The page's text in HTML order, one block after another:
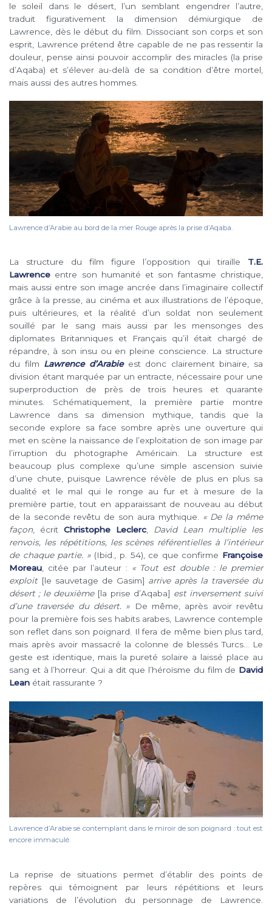
le soleil dans le désert, l’un semblant engendrer l’autre,
traduit figurativement la dimension démiurgique de
Lawrence, dès le début du film. Dissociant son corps et son
esprit, Lawrence prétend être capable de ne pas ressentir la
douleur, pense ainsi pouvoir accomplir des miracles (la prise
d’Aqaba) et s’élever au-delà de sa condition d’être mortel,
mais aussi des autres hommes.
Lawrence d’Arabie au bord de la mer Rouge après la prise d’Aqaba.
La structure du film figure l’opposition qui tiraille T.E.
Lawrence entre son humanité et son fantasme christique,
mais aussi entre son image ancrée dans l’imaginaire collectif
grâce à la presse, au cinéma et aux illustrations de l’époque,
puis ultérieures, et la réalité d’un soldat non seulement
souillé par le sang mais aussi par les mensonges des
diplomates Britanniques et Français qu’il était chargé de
répandre, à son insu ou en pleine conscience. La structure
du film Lawrence d’Arabieest donc clairement binaire, sa
division étant marquée par un entracte, nécessaire pour une
superproduction de près de trois heures et quarante
minutes. Schématiquement, la première partie montre
Lawrence dans sa dimension mythique, tandis que la
seconde explore sa face sombre après une ouverture qui
met en scène la naissance de l’exploitation de son image par
l’irruption du photographe Américain. La structure est
beaucoup plus complexe qu’une simple ascension suivie
d’une chute, puisque Lawrence révèle de plus en plus sa
dualité et le mal qui le ronge au fur et à mesure de la
première partie, tout en apparaissant de nouveau au début
de la seconde revêtu de son aura mythique. « De la même
façon, écrit Christophe Leclerc, David Lean multiplie les
renvois, les répétitions, les scènes référentielles à l’intérieur
de chaque partie. »(Ibid., p. 54), ce que confirme Françoise
Moreau, citée par l’auteur : « Tout est double : le premier
exploit[le sauvetage de Gasim] arrive après la traversée du
désert ; le deuxième[la prise d’Aqaba] est inversement suivi
d’une traversée du désert. » De même, après avoir revêtu
pour la première fois ses habits arabes, Lawrence contemple
son reflet dans son poignard. Il fera de même bien plus tard,
mais après avoir massacré la colonne de blessés Turcs… Le
geste est identique, mais la pureté solaire a laissé place au
sang et à l’horreur. Qui a dit que l’héroïsme du film de David
Lean était rassurante ?
Lawrence d’Arabie se contemplant dans le miroir de son poignard : tout est
encore immaculé.
La reprise de situations permet d’établir des points de
repères qui témoignent par leurs répétitions et leurs
variations de l’évolution du personnage de Lawrence.